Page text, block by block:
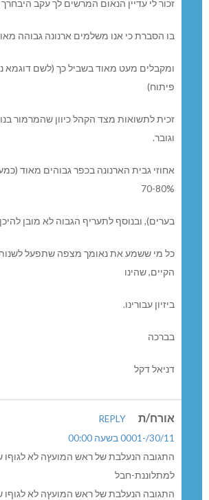
זכור לי עדיין הנאום המרשים לך עקב
בו הסברת כי אנו משלמים ארנונה גבוהה
ומקבלים מעט מאוד בשביל כך (לשם דוגמא
פיתוח)
זכית לתשואות מצד הקהל כיוון שהמרמור
וגובר.
70-80%
בערים), ובנוסף לתעריף הגבוה לא מובן
כל מי ששמע את נאומך מצפה שתפעל
הקיים, שהינו
ביזיון עבורינו.
בברכה
דניאל דקל
אורח/ת
REPLY
30/11/-0001 בשעה 00:00
התגובה הנעלבת של ראש המועץה לא לגוףו
למתלוננת-חבל
התגובה הנעלבת של ראש המועץה לא לגוףו